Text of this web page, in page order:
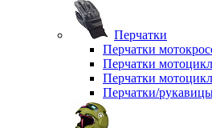
Перчатки
Перчатки
Перчатки
Перчатки
Перчатки/